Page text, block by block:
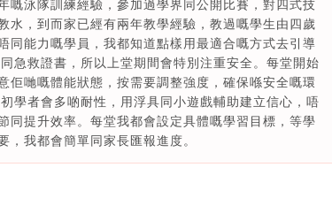
嘅泳隊訓練經驗，參加過學界同公開比賽，對四式技
水，到而家已經有兩年教學經驗，教過嘅學生由四歲
同能力嘅學員，我都知道點樣用最適合嘅方式去引導
急救證書，所以上堂期間會特別注重安全。每堂開始
佢哋嘅體能狀態，按需要調整強度，確保喺安全嘅環
學者會多啲耐性，用浮具同小遊戲輔助建立信心，唔
同提升效率。每堂我都會設定具體嘅學習目標，等學
我都會簡單同家長匯報進度。